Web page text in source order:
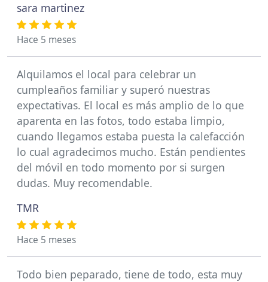
sara martinez
Hace 5 meses
Alquilamos el local para celebrar un
cumpleaños familiar y superó nuestras
expectativas. El local es más amplio de lo que
aparenta en las fotos, todo estaba limpio,
cuando llegamos estaba puesta la calefacción
lo cual agradecimos mucho. Están pendientes
del móvil en todo momento por si surgen
dudas. Muy recomendable.
TMR
Hace 5 meses
Todo bien peparado, tiene de todo, esta muy